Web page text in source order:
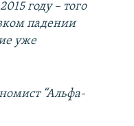
году – того
падении
уже
“Альфа-